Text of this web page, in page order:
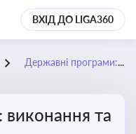
ВХІД ДО LIGA360
Державні програми: виконання та проблеми
та